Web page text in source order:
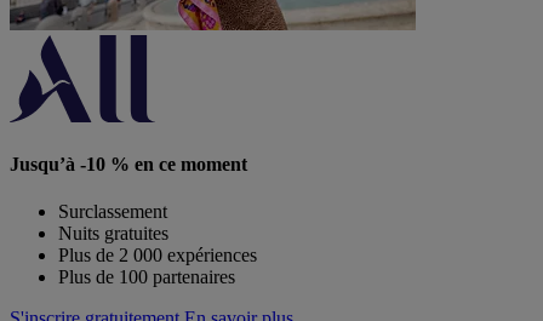
Jusqu’à -10 % en ce moment
Surclassement
Nuits gratuites
Plus de 2 000 expériences
Plus de 100 partenaires